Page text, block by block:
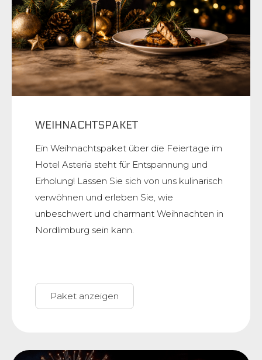
WEIHNACHTSPAKET
Ein Weihnachtspaket über die Feiertage im
Hotel Asteria steht für Entspannung und
Erholung! Lassen Sie sich von uns kulinarisch
verwöhnen und erleben Sie, wie
unbeschwert und charmant Weihnachten in
Nordlimburg sein kann.
Paket anzeigen